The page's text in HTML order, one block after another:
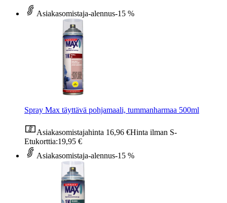
Asiakasomistaja-alennus-15 %
Spray Max täyttävä pohjamaali, tummanharmaa 500ml
Asiakasomistajahinta 16,96 €Hinta ilman S-
Etukorttia:19,95 €
Asiakasomistaja-alennus-15 %